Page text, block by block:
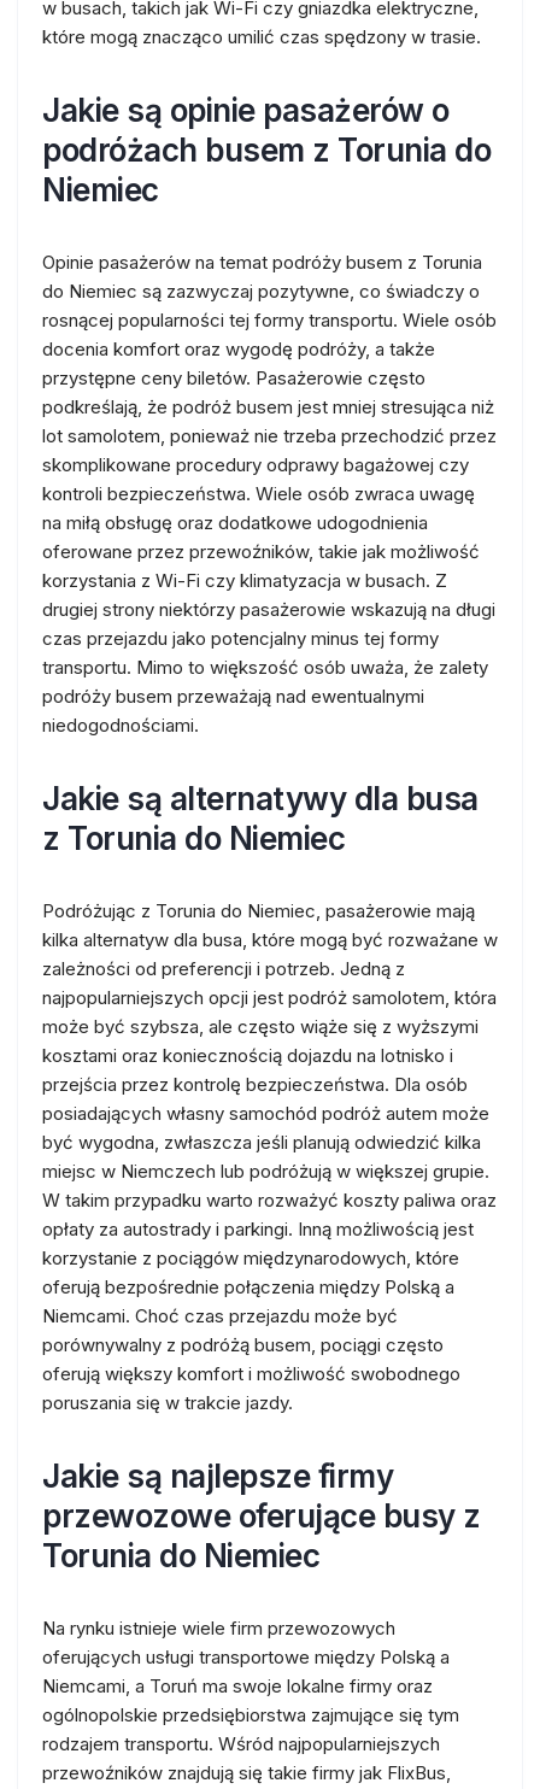
w busach, takich jak Wi-Fi czy gniazdka elektryczne,
które mogą znacząco umilić czas spędzony w trasie.
Jakie są opinie pasażerów o
podróżach busem z Torunia do
Niemiec
Opinie pasażerów na temat podróży busem z Torunia
do Niemiec są zazwyczaj pozytywne, co świadczy o
rosnącej popularności tej formy transportu. Wiele osób
docenia komfort oraz wygodę podróży, a także
przystępne ceny biletów. Pasażerowie często
podkreślają, że podróż busem jest mniej stresująca niż
lot samolotem, ponieważ nie trzeba przechodzić przez
skomplikowane procedury odprawy bagażowej czy
kontroli bezpieczeństwa. Wiele osób zwraca uwagę
na miłą obsługę oraz dodatkowe udogodnienia
oferowane przez przewoźników, takie jak możliwość
korzystania z Wi-Fi czy klimatyzacja w busach. Z
drugiej strony niektórzy pasażerowie wskazują na długi
czas przejazdu jako potencjalny minus tej formy
transportu. Mimo to większość osób uważa, że zalety
podróży busem przeważają nad ewentualnymi
niedogodnościami.
Jakie są alternatywy dla busa
z Torunia do Niemiec
Podróżując z Torunia do Niemiec, pasażerowie mają
kilka alternatyw dla busa, które mogą być rozważane w
zależności od preferencji i potrzeb. Jedną z
najpopularniejszych opcji jest podróż samolotem, która
może być szybsza, ale często wiąże się z wyższymi
kosztami oraz koniecznością dojazdu na lotnisko i
przejścia przez kontrolę bezpieczeństwa. Dla osób
posiadających własny samochód podróż autem może
być wygodna, zwłaszcza jeśli planują odwiedzić kilka
miejsc w Niemczech lub podróżują w większej grupie.
W takim przypadku warto rozważyć koszty paliwa oraz
opłaty za autostrady i parkingi. Inną możliwością jest
korzystanie z pociągów międzynarodowych, które
oferują bezpośrednie połączenia między Polską a
Niemcami. Choć czas przejazdu może być
porównywalny z podróżą busem, pociągi często
oferują większy komfort i możliwość swobodnego
poruszania się w trakcie jazdy.
Jakie są najlepsze firmy
przewozowe oferujące busy z
Torunia do Niemiec
Na rynku istnieje wiele firm przewozowych
oferujących usługi transportowe między Polską a
Niemcami, a Toruń ma swoje lokalne firmy oraz
ogólnopolskie przedsiębiorstwa zajmujące się tym
rodzajem transportu. Wśród najpopularniejszych
przewoźników znajdują się takie firmy jak FlixBus,